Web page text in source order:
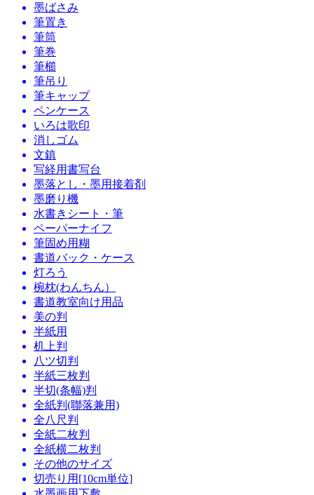
墨ばさみ
筆置き
筆筒
筆巻
筆櫛
筆吊り
筆キャップ
ペンケース
いろは歌印
消しゴム
文鎮
写経用書写台
墨落とし・墨用接着剤
墨磨り機
水書きシート・筆
ペーパーナイフ
筆固め用糊
書道バック・ケース
灯ろう
椀枕(わんちん）
書道教室向け用品
美の判
半紙用
机上判
八ツ切判
半紙三枚判
半切(条幅)判
全紙判(聯落兼用)
全八尺判
全紙二枚判
全紙横二枚判
その他のサイズ
切売り用[10cm単位]